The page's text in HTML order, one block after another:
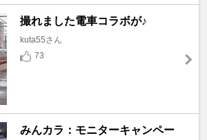
撮れました電車コラボが♪
kuta55さん
73
みんカラ：モニターキャンペー